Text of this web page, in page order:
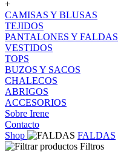
+
CAMISAS Y BLUSAS
TEJIDOS
PANTALONES Y FALDAS
VESTIDOS
TOPS
BUZOS Y SACOS
CHALECOS
ABRIGOS
ACCESORIOS
Sobre Irene
Contacto
Shop
FALDAS
Filtros